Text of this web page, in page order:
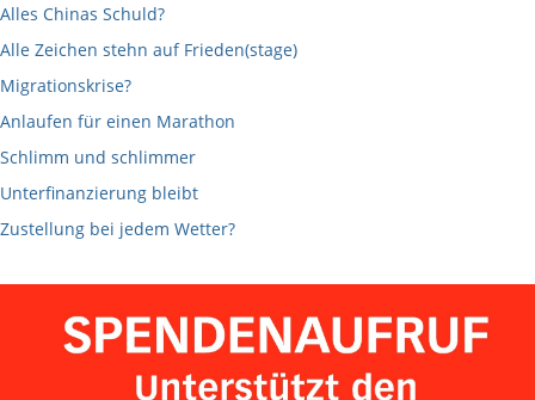
Alles Chinas Schuld?
Alle Zeichen stehn auf Frieden(stage)
Migrationskrise?
Anlaufen für einen Marathon
Schlimm und schlimmer
Unterfinanzierung bleibt
Zustellung bei jedem Wetter?